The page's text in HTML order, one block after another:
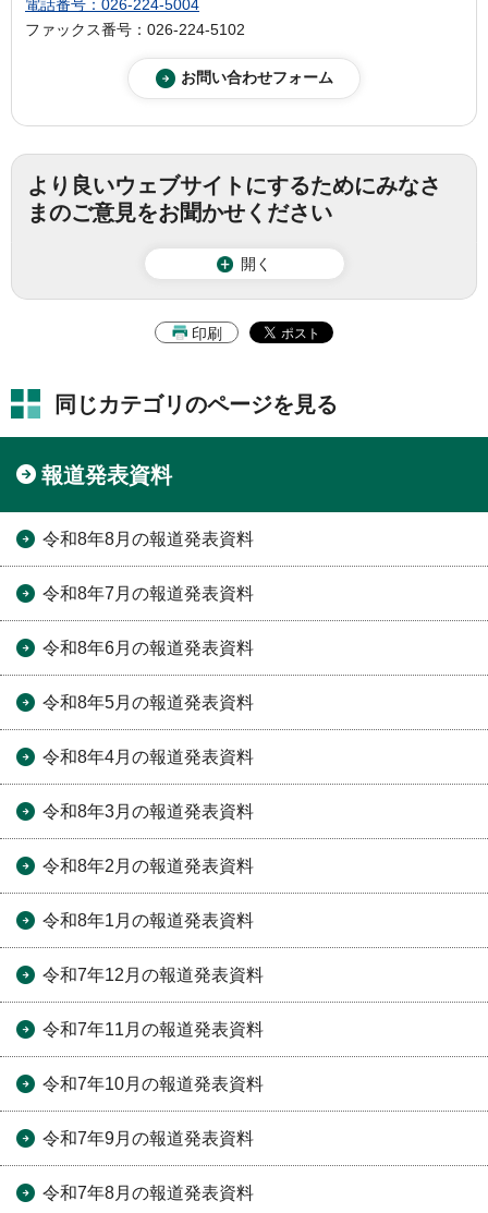
電話番号：026-224-5004
ファックス番号：026-224-5102
より良いウェブサイトにするためにみなさ
まのご意見をお聞かせください
開く
印刷
同じカテゴリのページを見る
報道発表資料
令和8年8月の報道発表資料
令和8年7月の報道発表資料
令和8年6月の報道発表資料
令和8年5月の報道発表資料
令和8年4月の報道発表資料
令和8年3月の報道発表資料
令和8年2月の報道発表資料
令和8年1月の報道発表資料
令和7年12月の報道発表資料
令和7年11月の報道発表資料
令和7年10月の報道発表資料
令和7年9月の報道発表資料
令和7年8月の報道発表資料